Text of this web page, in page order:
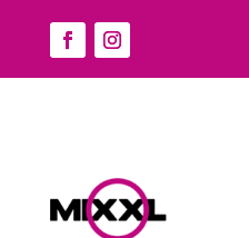
Home/Shirt/top/Shirt/
Geen producten
zoekcriteria voldoen.